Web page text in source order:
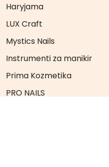
Haryjama
LUX Craft
Mystics Nails
Instrumenti za manikir
Prima Kozmetika
PRO NAILS